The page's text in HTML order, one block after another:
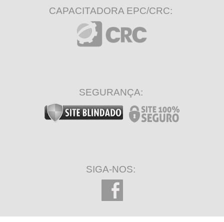
CAPACITADORA EPC/CRC:
SEGURANÇA:
SIGA-NOS: